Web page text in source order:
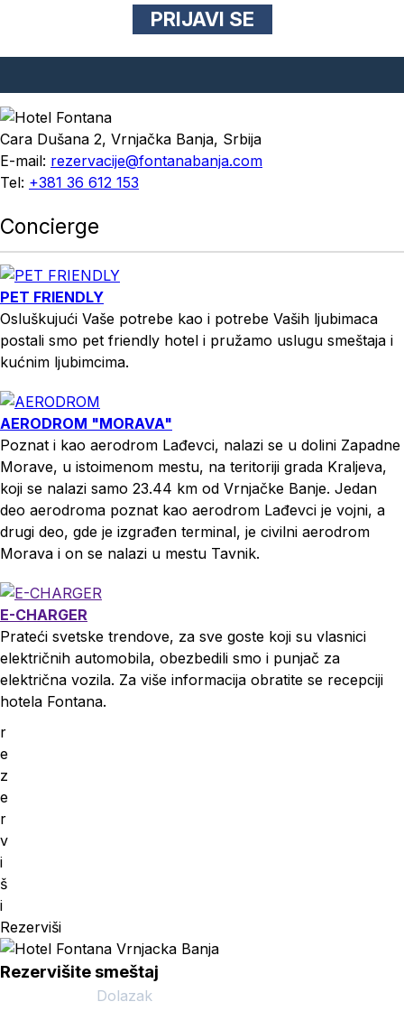
Cara Dušana 2, Vrnjačka Banja, Srbija
E-mail: rezervacije@fontanabanja.com
Tel: +381 36 612 153
Concierge
PET FRIENDLY
Osluškujući Vaše potrebe kao i potrebe Vaših ljubimaca
postali smo pet friendly hotel i pružamo uslugu smeštaja i
kućnim ljubimcima.
AERODROM "MORAVA"
Poznat i kao aerodrom Lađevci, nalazi se u dolini Zapadne
Morave, u istoimenom mestu, na teritoriji grada Kraljeva,
koji se nalazi samo 23.44 km od Vrnjačke Banje. Jedan
deo aerodroma poznat kao aerodrom Lađevci je vojni, a
drugi deo, gde je izgrađen terminal, je civilni aerodrom
Morava i on se nalazi u mestu Tavnik.
E-CHARGER
Prateći svetske trendove, za sve goste koji su vlasnici
električnih automobila, obezbedili smo i punjač za
električna vozila. Za više informacija obratite se recepciji
hotela Fontana.
r
e
z
e
r
v
i
š
i
Rezerviši
Rezervišite smeštaj